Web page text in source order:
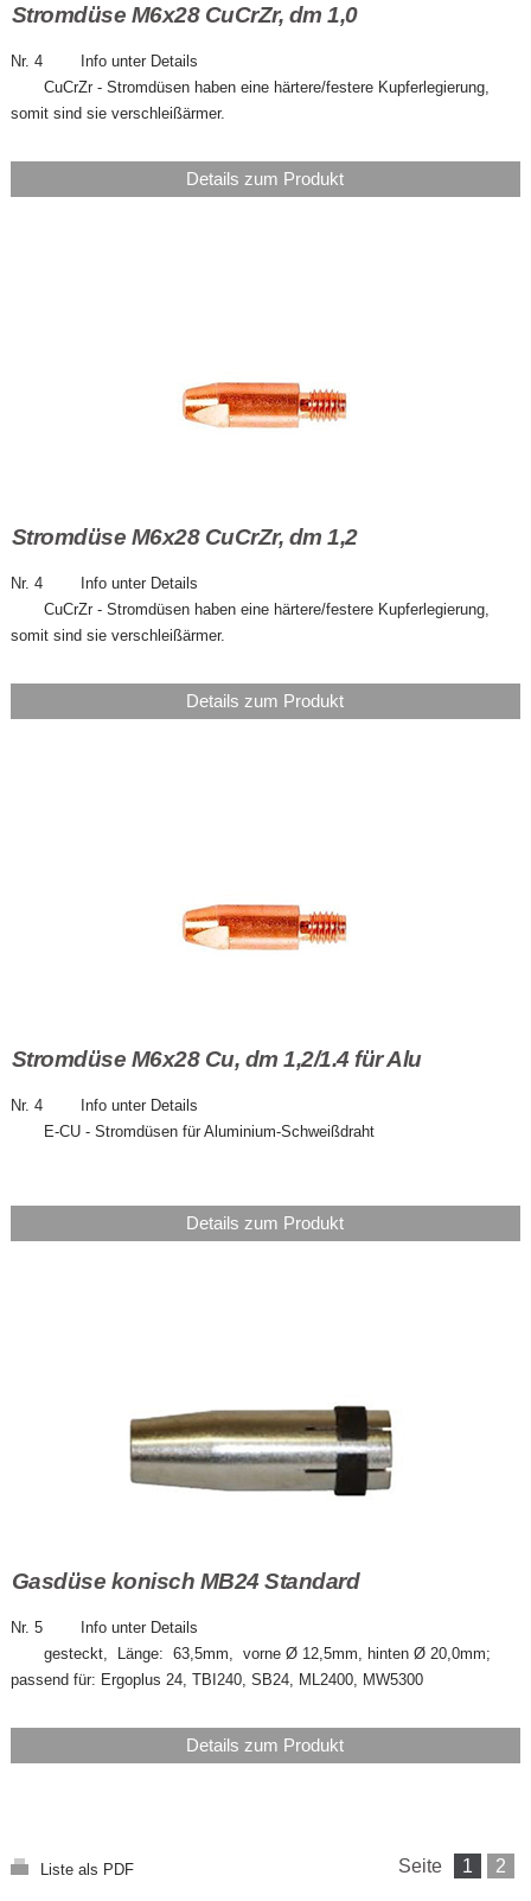
Stromdüse M6x28 CuCrZr, dm 1,0
Nr. 4 Info unter Details
CuCrZr - Stromdüsen haben eine härtere/festere Kupferlegierung,
somit sind sie verschleißärmer.
Details zum Produkt
Stromdüse M6x28 CuCrZr, dm 1,2
Nr. 4 Info unter Details
CuCrZr - Stromdüsen haben eine härtere/festere Kupferlegierung,
somit sind sie verschleißärmer.
Details zum Produkt
Stromdüse M6x28 Cu, dm 1,2/1.4 für Alu
Nr. 4 Info unter Details
E-CU - Stromdüsen für Aluminium-Schweißdraht
Details zum Produkt
Gasdüse konisch MB24 Standard
Nr. 5 Info unter Details
gesteckt, Länge: 63,5mm, vorne Ø 12,5mm, hinten Ø 20,0mm;
passend für: Ergoplus 24, TBI240, SB24, ML2400, MW5300
Details zum Produkt
Liste als PDF Seite 1 2